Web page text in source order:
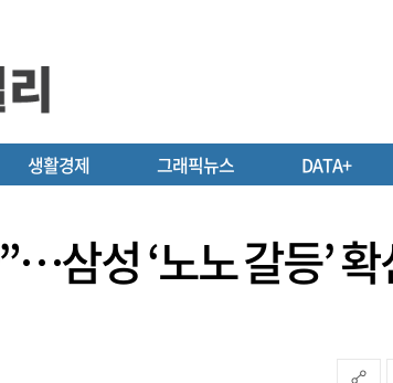
생활경제 그래픽뉴스 DATA+
삼성 ‘노노 갈등’